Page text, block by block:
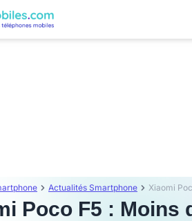
Actualités Smartphone
Poco F5 : Moins